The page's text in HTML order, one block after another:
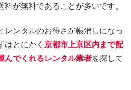
料が無料であることが多いです。
レンタルのお得さが帳消しになっ
はとにかく 京都市上京区内まで配
んでくれるレンタル業者を探して